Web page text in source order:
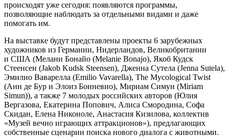
происходят уже сегодня: появляются программы,
позволяющие наблюдать за отдельными видами и даже
помогать им.
На выставке будут представлены проекты 6 зарубежных
художников из Германии, Нидерландов, Великобритании
и США (Мелани Бонайо (Melanie Bonajo), Якоб Кудск
Стеенсен (Jakob Kudsk Steensen), Дженна Сутела (Jenna Sutela),
Эмилио Ваварелла (Emilio Vavarella), The Mycological Twist
(Анн де Бур и Элоиз Бонневио), Мириам Симун (Miriam
Simun)), а также 7 молодых российских авторов (Юлия
Вергазова, Екатерина Попович, Алиса Смородина, Софа
Скидан, Елена Никоноле, Анастасия Кизилова, коллектив
«Музей вечно играющих аттракционов»), предлагающих
собственные сценарии поиска нового диалога с животными.